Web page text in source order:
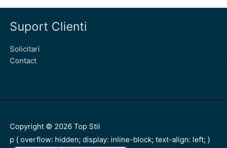
Suport Clienti
Solicitari
Contact
Copyright © 2026 Top Stil
p { overflow: hidden; display: inline-block; text-align: left; }